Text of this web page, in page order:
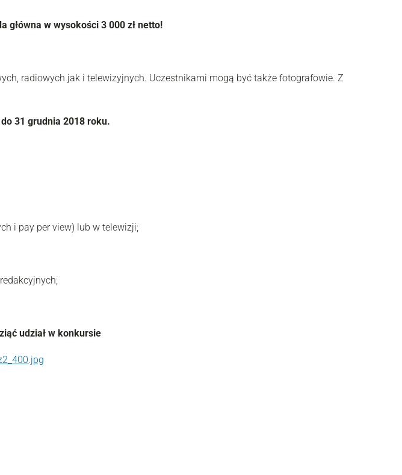
główna w wysokości 3 000 zł netto!
radiowych jak i telewizyjnych. Uczestnikami mogą być także fotografowie. Z
31 grudnia 2018 roku.
i pay per view) lub w telewizji;
udział w konkursie